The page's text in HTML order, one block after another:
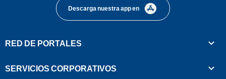
Descarga nuestra app en
RED DE PORTALES
SERVICIOS CORPORATIVOS